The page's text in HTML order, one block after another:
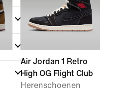
Air Jordan 1 Retro
High OG Flight Club
Herenschoenen